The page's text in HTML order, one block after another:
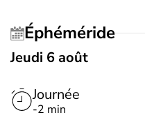
Éphéméride
Jeudi 6 août
Journée
-2 min